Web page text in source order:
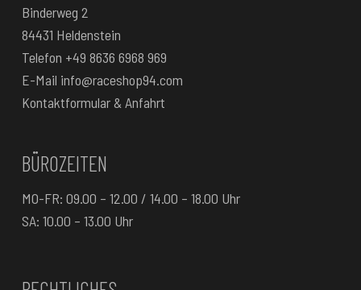
Binderweg 2
84431 Heldenstein
Telefon +49 8636 6968 969
E-Mail info@raceshop94.com
Kontaktformular & Anfahrt
BÜROZEITEN
MO-FR: 09.00 – 12.00 / 14.00 – 18.00 Uhr
SA: 10.00 – 13.00 Uhr